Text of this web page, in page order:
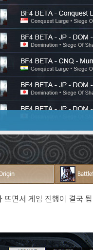
면서 게임 진행이 결국